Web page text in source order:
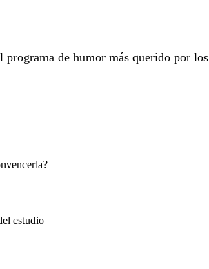
programa de humor más querido por los
estudio